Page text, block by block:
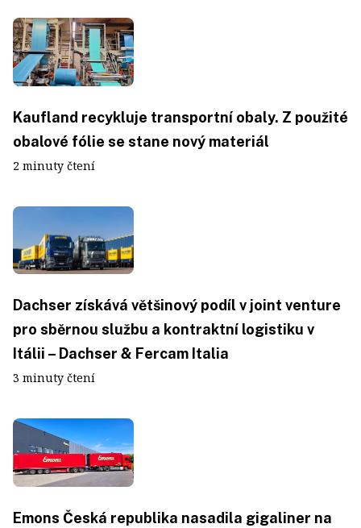
Kaufland recykluje transportní obaly. Z použité
obalové fólie se stane nový materiál
2 minuty čtení
Dachser získává většinový podíl v joint venture
pro sběrnou službu a kontraktní logistiku v
Itálii – Dachser & Fercam Italia
3 minuty čtení
Emons Česká republika nasadila gigaliner na